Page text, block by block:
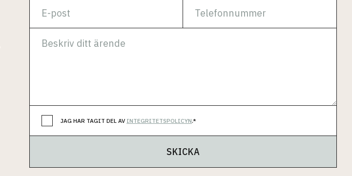
JAG HAR TAGIT DEL AV INTEGRITETSPOLICYN.*
SKICKA